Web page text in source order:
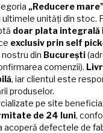
„Reducere
ultimele unități din stoc.
doar plata integrală
exclusiv prin self
din București
comenzii).
, iar clientul este
produselor.
pe site
de 24 luni,
acoperă defectele de